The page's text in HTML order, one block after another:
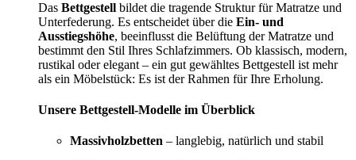
Das Bettgestell bildet die tragende Struktur für Matratze und
Unterfederung. Es entscheidet über die Ein- und
Ausstiegshöhe, beeinflusst die Belüftung der Matratze und
bestimmt den Stil Ihres Schlafzimmers. Ob klassisch, modern,
rustikal oder elegant – ein gut gewähltes Bettgestell ist mehr
als ein Möbelstück: Es ist der Rahmen für Ihre Erholung.
Unsere Bettgestell-Modelle im Überblick
Massivholzbetten – langlebig, natürlich und stabil